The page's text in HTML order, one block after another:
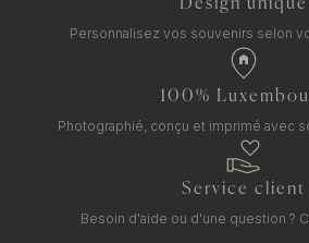
Design unique
Personnalisez vos souvenirs selon
100%
Photographié, conçu et imprimé avec
Service client
Besoin d'aide ou d'une question ?